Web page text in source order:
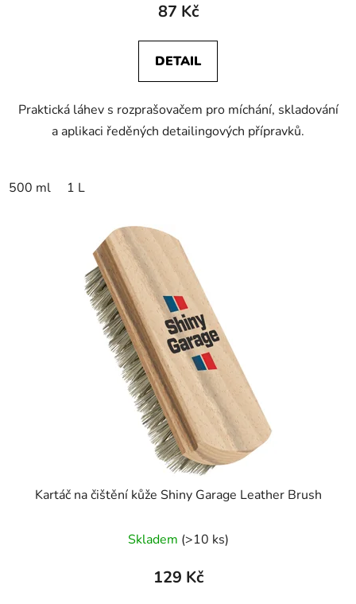
87 Kč
DETAIL
Praktická láhev s rozprašovačem pro míchání, skladování
a aplikaci ředěných detailingových přípravků.
500 ml 1 L
Kartáč na čištění kůže Shiny Garage Leather Brush
Skladem (>10 ks)
129 Kč